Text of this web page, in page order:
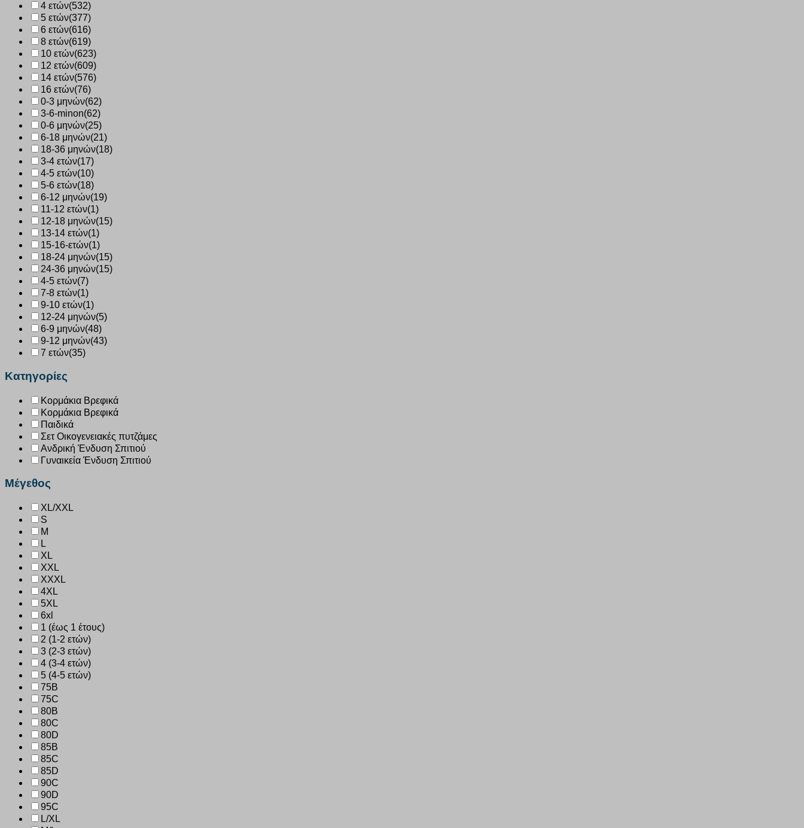
4 ετών(532)
5 ετών(377)
6 ετών(616)
8 ετών(619)
10 ετών(623)
12 ετών(609)
14 ετών(576)
16 ετών(76)
0-3 μηνών(62)
3-6-minon(62)
0-6 μηνών(25)
6-18 μηνών(21)
18-36 μηνών(18)
3-4 ετών(17)
4-5 ετών(10)
5-6 ετών(18)
6-12 μηνών(19)
11-12 ετών(1)
12-18 μηνών(15)
13-14 ετών(1)
15-16-ετών(1)
18-24 μηνών(15)
24-36 μηνών(15)
4-5 ετών(7)
7-8 ετών(1)
9-10 ετών(1)
12-24 μηνών(5)
6-9 μηνών(48)
9-12 μηνών(43)
7 ετών(35)
Κατηγορίες
Κορμάκια Βρεφικά
Κορμάκια Βρεφικά
Παιδικά
Σετ Οικογενειακές πυτζάμες
Ανδρική Ένδυση Σπιτιού
Γυναικεία Ένδυση Σπιτιού
Μέγεθος
XL/XXL
S
M
L
XL
XXL
XXXL
4XL
5XL
6xl
1 (έως 1 έτους)
2 (1-2 ετών)
3 (2-3 ετών)
4 (3-4 ετών)
5 (4-5 ετών)
75B
75C
80B
80C
80D
85B
85C
85D
90C
90D
95C
L/XL